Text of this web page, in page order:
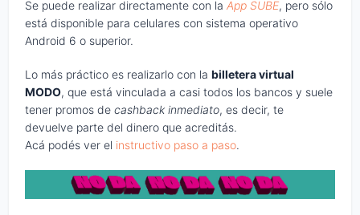
Se puede realizar directamente con laApp SUBE, pero sólo
está disponible para celulares con sistema operativo
Android 6 o superior.
Lo más práctico es realizarlo con labilletera virtual
MODO, que está vinculada a casi todos los bancos y suele
tener promos decashback inmediato, es decir, te
devuelve parte del dinero que acreditás.
Acá podés ver el instructivo paso a paso.